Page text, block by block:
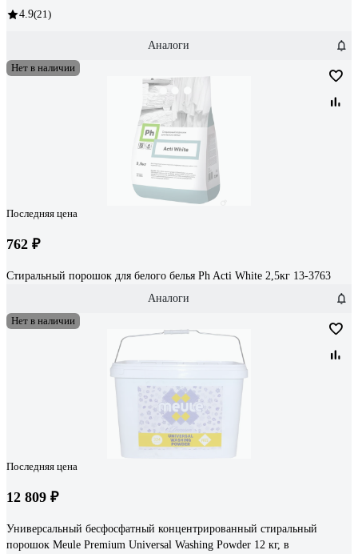
4.9(21)
Аналоги
Нет в наличии
Последняя цена
762 ₽
Стиральный порошок для белого белья Ph Acti White 2,5кг 13-3763
Аналоги
Нет в наличии
Последняя цена
12 809 ₽
Универсальный бесфосфатный концентрированный стиральный
порошок Meule Premium Universal Washing Powder 12 кг, в